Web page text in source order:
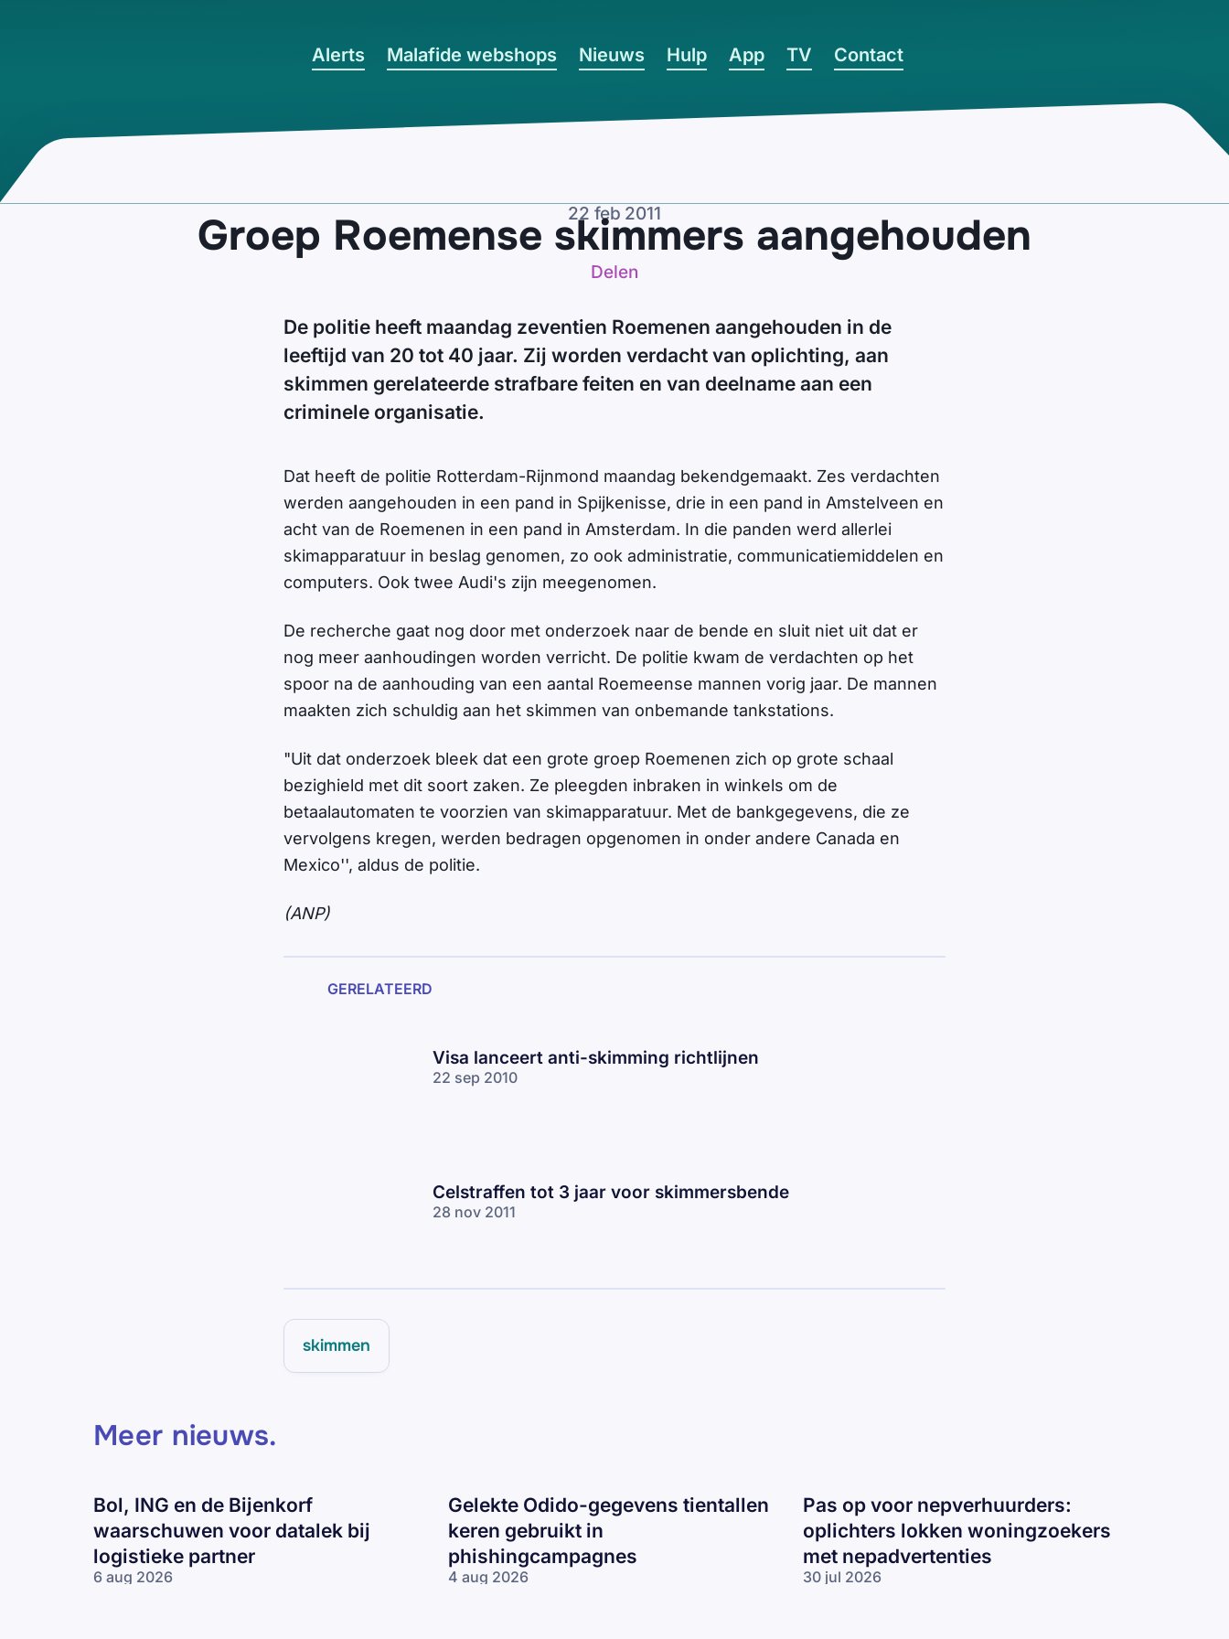
Alerts Malafide webshops Nieuws Hulp App TV Contact
22 feb 2011
Groep Roemense skimmers aangehouden
Delen
De politie heeft maandag zeventien Roemenen aangehouden in de
leeftijd van 20 tot 40 jaar. Zij worden verdacht van oplichting, aan
skimmen gerelateerde strafbare feiten en van deelname aan een
criminele organisatie.
Dat heeft de politie Rotterdam-Rijnmond maandag bekendgemaakt. Zes verdachten
werden aangehouden in een pand in Spijkenisse, drie in een pand in Amstelveen en
acht van de Roemenen in een pand in Amsterdam. In die panden werd allerlei
skimapparatuur in beslag genomen, zo ook administratie, communicatiemiddelen en
computers. Ook twee Audi's zijn meegenomen.
De recherche gaat nog door met onderzoek naar de bende en sluit niet uit dat er
nog meer aanhoudingen worden verricht. De politie kwam de verdachten op het
spoor na de aanhouding van een aantal Roemeense mannen vorig jaar. De mannen
maakten zich schuldig aan het skimmen van onbemande tankstations.
"Uit dat onderzoek bleek dat een grote groep Roemenen zich op grote schaal
bezighield met dit soort zaken. Ze pleegden inbraken in winkels om de
betaalautomaten te voorzien van skimapparatuur. Met de bankgegevens, die ze
vervolgens kregen, werden bedragen opgenomen in onder andere Canada en
Mexico'', aldus de politie.
(ANP)
GERELATEERD
Visa lanceert anti-skimming richtlijnen
22 sep 2010
Celstraffen tot 3 jaar voor skimmersbende
28 nov 2011
skimmen
Meer nieuws.
Bol, ING en de Bijenkorf
waarschuwen voor datalek bij
logistieke partner
6 aug 2026
Gelekte Odido-gegevens tientallen
keren gebruikt in
phishingcampagnes
4 aug 2026
Pas op voor nepverhuurders:
oplichters lokken woningzoekers
met nepadvertenties
30 jul 2026